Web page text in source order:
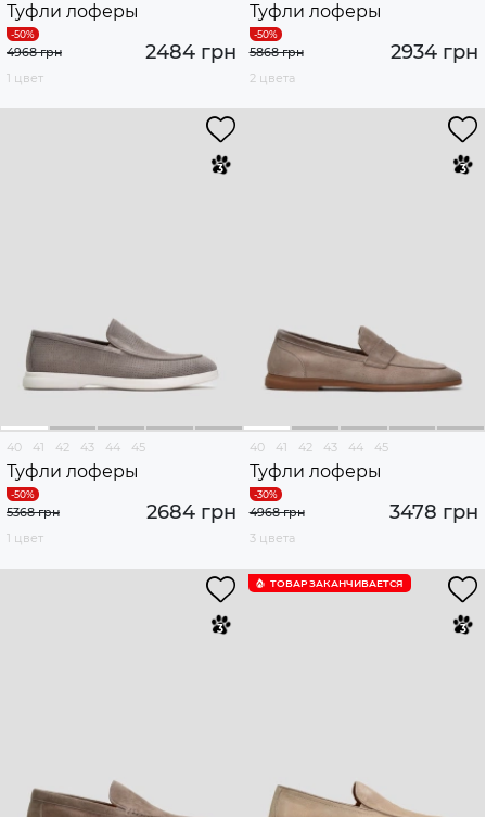
Туфли лоферы
2484 грн
4968 грн
1 цвет
Туфли лоферы
2934 грн
5868 грн
2 цвета
40 41 42 43 44 45
Туфли лоферы
2684 грн
5368 грн
1 цвет
40 41 42 43 44 45
Туфли лоферы
3478 грн
4968 грн
3 цвета
ТОВАР ЗАКАНЧИВАЕТСЯ